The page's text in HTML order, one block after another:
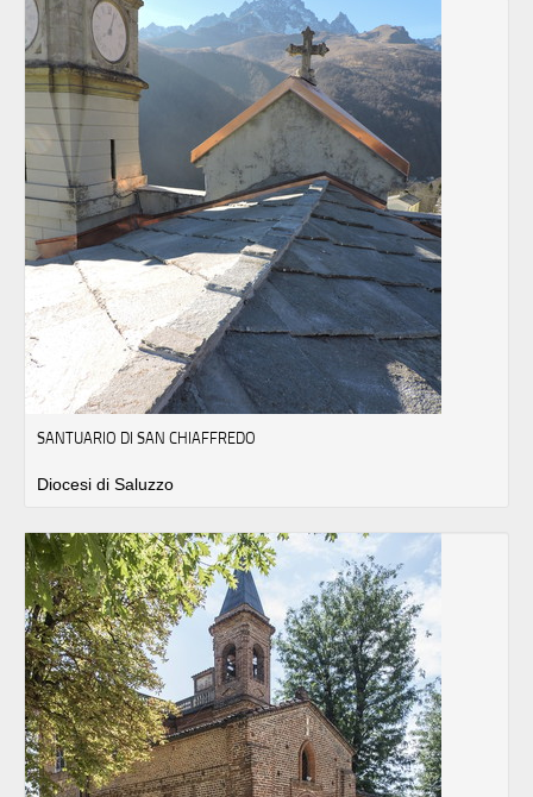
SANTUARIO DI SAN CHIAFFREDO
Diocesi di Saluzzo